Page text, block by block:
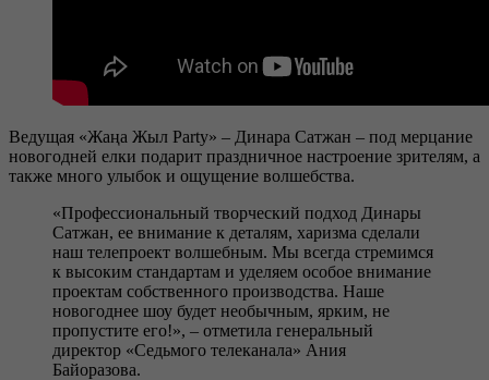
Ведущая «Жаңа Жыл Party» – Динара Сатжан – под мерцание
новогодней елки подарит праздничное настроение зрителям, а
также много улыбок и ощущение волшебства.
«Профессиональный творческий подход Динары
Сатжан, ее внимание к деталям, харизма сделали
наш телепроект волшебным. Мы всегда стремимся
к высоким стандартам и уделяем особое внимание
проектам собственного производства. Наше
новогоднее шоу будет необычным, ярким, не
пропустите его!», – отметила генеральный
директор «Седьмого телеканала» Ания
Байоразова.